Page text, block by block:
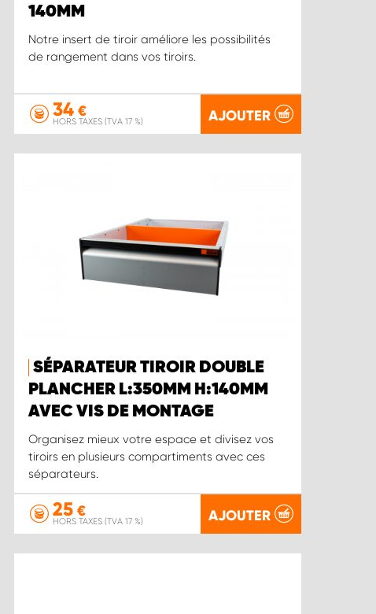
140MM
Notre insert de tiroir améliore les possibilités
de rangement dans vos tiroirs.
34 €
HORS TAXES (TVA 17 %) AJOUTER
SÉPARATEUR TIROIR DOUBLE
PLANCHER L:350MM H:140MM
AVEC VIS DE MONTAGE
Organisez mieux votre espace et divisez vos
tiroirs en plusieurs compartiments avec ces
séparateurs.
25 €
HORS TAXES (TVA 17 %) AJOUTER